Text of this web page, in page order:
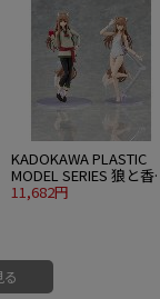
KADOKAWA PLASTIC
MODEL SERIES 狼と香
料 MERCHANT MEETS
11,682円